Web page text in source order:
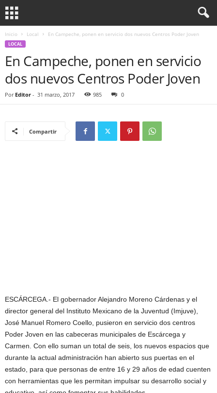
Inicio Local En Campeche, ponen en servicio dos nuevos Centros Poder Joven
LOCAL
En Campeche, ponen en servicio
dos nuevos Centros Poder Joven
Por Editor - 31 marzo, 2017 985 0
Compartir
ESCÁRCEGA.- El gobernador Alejandro Moreno Cárdenas y el
director general del Instituto Mexicano de la Juventud (Imjuve),
José Manuel Romero Coello, pusieron en servicio dos centros
Poder Joven en las cabeceras municipales de Escárcega y
Carmen. Con ello suman un total de seis, los nuevos espacios que
durante la actual administración han abierto sus puertas en el
estado, para que personas de entre 16 y 29 años de edad cuenten
con herramientas que les permitan impulsar su desarrollo social y